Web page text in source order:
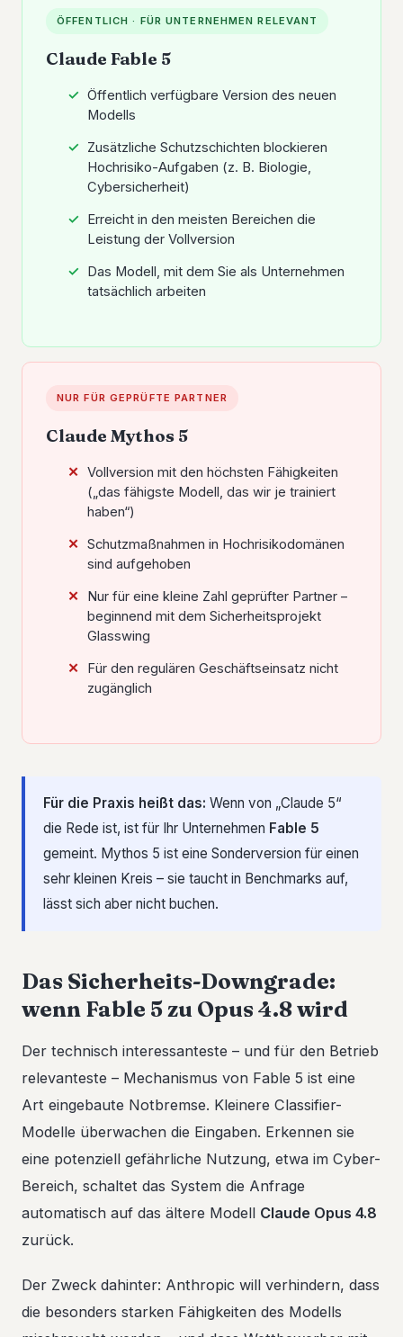
ÖFFENTLICH · FÜR UNTERNEHMEN RELEVANT
Claude Fable 5
Öffentlich verfügbare Version des neuen
Modells
Zusätzliche Schutzschichten blockieren
Hochrisiko-Aufgaben (z. B. Biologie,
Cybersicherheit)
Erreicht in den meisten Bereichen die
Leistung der Vollversion
Das Modell, mit dem Sie als Unternehmen
tatsächlich arbeiten
NUR FÜR GEPRÜFTE PARTNER
Claude Mythos 5
Vollversion mit den höchsten Fähigkeiten
(„das fähigste Modell, das wir je trainiert
haben“)
Schutzmaßnahmen in Hochrisikodomänen
sind aufgehoben
Nur für eine kleine Zahl geprüfter Partner –
beginnend mit dem Sicherheitsprojekt
Glasswing
Für den regulären Geschäftseinsatz nicht
zugänglich
Für die Praxis heißt das: Wenn von „Claude 5“
die Rede ist, ist für Ihr Unternehmen Fable 5
gemeint. Mythos 5 ist eine Sonderversion für einen
sehr kleinen Kreis – sie taucht in Benchmarks auf,
lässt sich aber nicht buchen.
Das Sicherheits-Downgrade:
wenn Fable 5 zu Opus 4.8 wird
Der technisch interessanteste – und für den Betrieb
relevanteste – Mechanismus von Fable 5 ist eine
Art eingebaute Notbremse. Kleinere Classifier-
Modelle überwachen die Eingaben. Erkennen sie
eine potenziell gefährliche Nutzung, etwa im Cyber-
Bereich, schaltet das System die Anfrage
automatisch auf das ältere Modell Claude Opus 4.8
zurück.
Der Zweck dahinter: Anthropic will verhindern, dass
die besonders starken Fähigkeiten des Modells